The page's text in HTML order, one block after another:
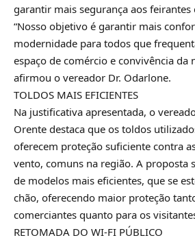
garantir mais segurança aos feirantes
“Nosso objetivo é garantir mais
modernidade para todos que
espaço de comércio e convivência da
afirmou o vereador Dr. Odarlone.
TOLDOS MAIS EFICIENTES
Na justificativa apresentada, o
Orente destaca que os toldos
oferecem proteção suficiente contra
vento, comuns na região. A proposta
de modelos mais eficientes, que se
chão, oferecendo maior proteção
comerciantes quanto para os
RETOMADA DO WI-FI PÚBLICO